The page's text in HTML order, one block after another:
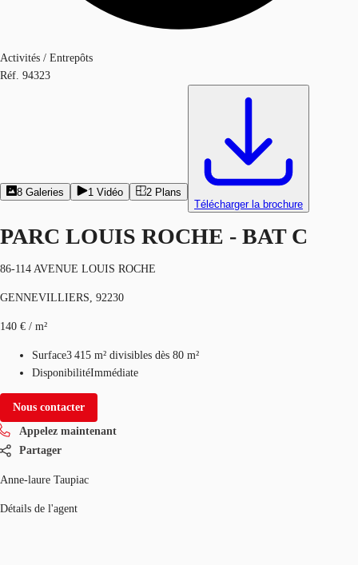
Activités / Entrepôts
Réf. 94323
8 Galeries 1 Vidéo 2 Plans
Télécharger la brochure
PARC LOUIS ROCHE - BAT C
86-114 AVENUE LOUIS ROCHE
GENNEVILLIERS, 92230
140 € / m²
Surface3 415 m² divisibles dès 80 m²
DisponibilitéImmédiate
Nous contacter
Appelez maintenant
Partager
Anne-laure Taupiac
Détails de l'agent